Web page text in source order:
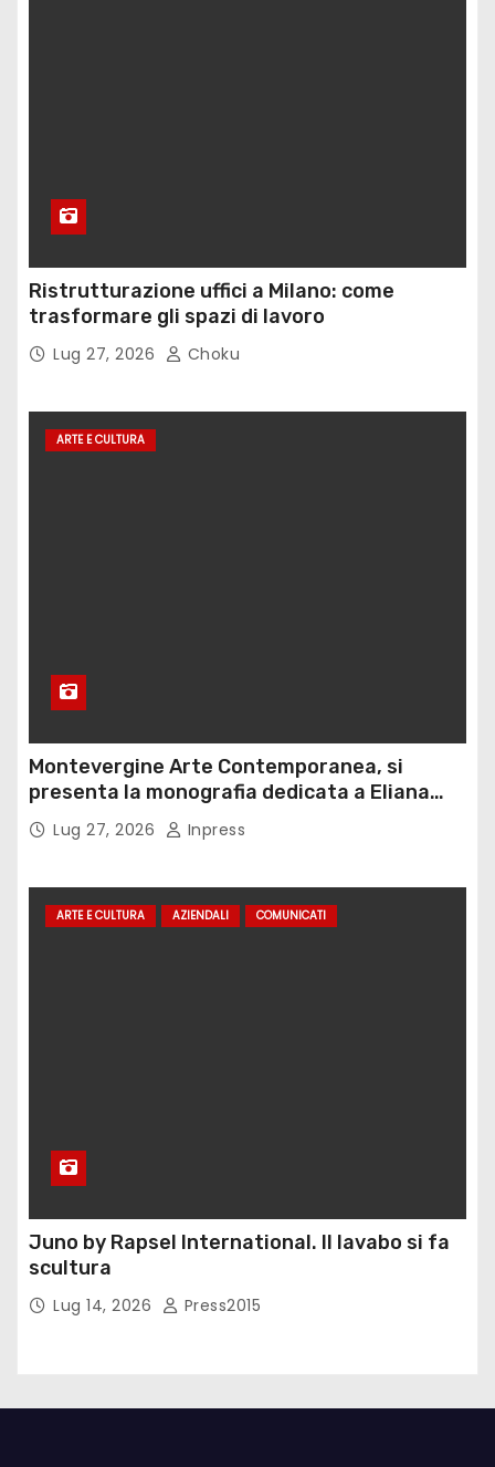
Ristrutturazione uffici a Milano: come
trasformare gli spazi di lavoro
Lug 27, 2026 Choku
ARTE E CULTURA
Montevergine Arte Contemporanea, si
presenta la monografia dedicata a Eliana
Adorno
Lug 27, 2026 Inpress
ARTE E CULTURA AZIENDALI COMUNICATI
Juno by Rapsel International. Il lavabo si fa
scultura
Lug 14, 2026 Press2015